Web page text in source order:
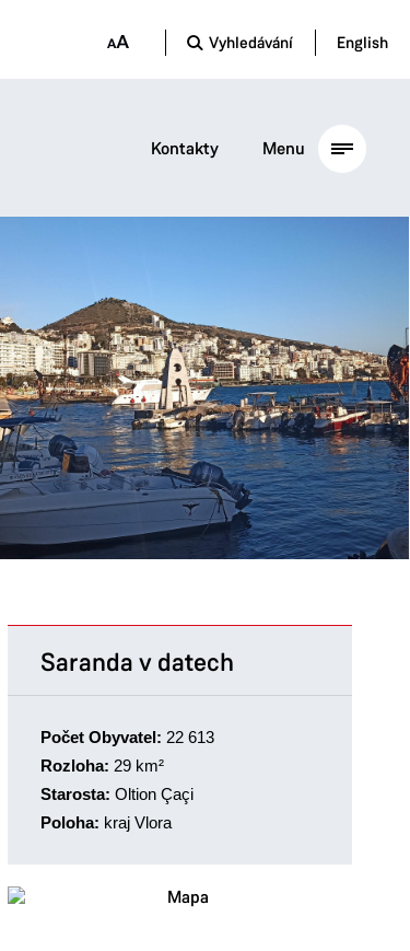
Vyhledávání English
Kontakty Menu
Saranda v datech
Počet Obyvatel: 22 613
Rozloha: ​​​​​​​29 km²​​
Starosta: Oltion Çaçi
Poloha: kraj Vlora